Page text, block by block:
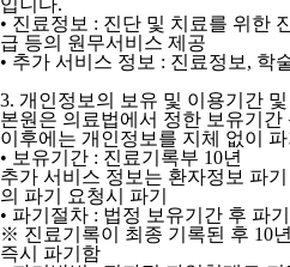
입니다.
• 진료정보 : 진단 및 치료를 위한
급 등의 원무서비스 제공
• 추가 서비스 정보 : 진료정보, 학
3. 개인정보의 보유 및 이용기간
본원은 의료법에서 정한 보유기
이후에는 개인정보를 지체 없이
• 보유기간 : 진료기록부 10년
추가 서비스 정보는 환자정보 파
의 파기 요청시 파기
• 파기절차 : 법정 보유기간 후 파
※ 진료기록이 최종 기록된 후 10
즉시 파기함